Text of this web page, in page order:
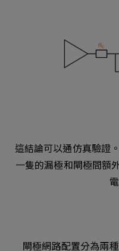
這結論可以通仿真驗證
一隻的漏極和閘極間額
閘極網路配置分為兩